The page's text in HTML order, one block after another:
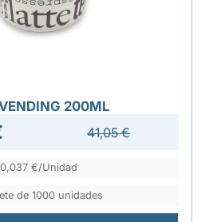
200ML
41,05 €
0,037 €/Unidad
de 1000 unidades